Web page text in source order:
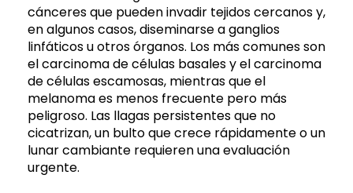
cánceres que pueden invadir tejidos cercanos y,
en algunos casos, diseminarse a ganglios
linfáticos u otros órganos. Los más comunes son
el carcinoma de células basales y el carcinoma
de células escamosas, mientras que el
melanoma es menos frecuente pero más
peligroso. Las llagas persistentes que no
cicatrizan, un bulto que crece rápidamente o un
lunar cambiante requieren una evaluación
urgente.